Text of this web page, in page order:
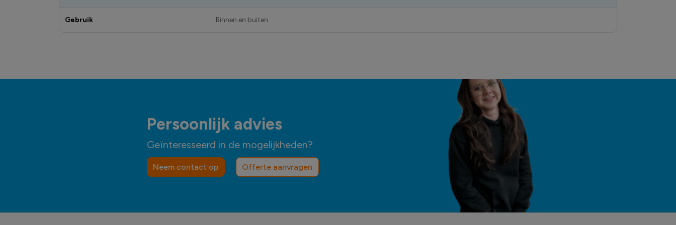
Gebruik Binnen en buiten
Persoonlijk advies
Geïnteresseerd in de mogelijkheden?
Neem contact op Offerte aanvragen